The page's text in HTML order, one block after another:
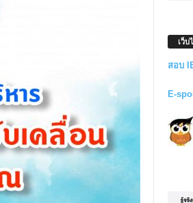
เว็
สอบ
E-